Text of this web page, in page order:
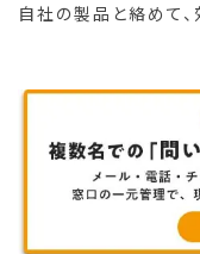
自社の製品と絡めて、